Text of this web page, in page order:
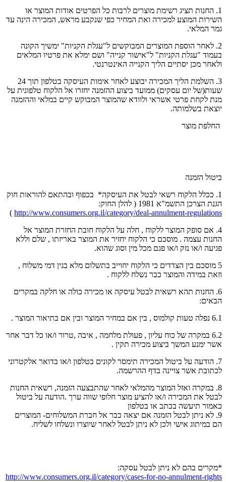
1. החנות תציג רשימת מוצרים לרבות כל הפרטים אודות המוצר או
השירות המוצע למכירה ואת המחיר כפי שנקבע מראש, המכירה הינה עד
גמר המלאי.
2. לאחר הוספת המוצרים המבוקשים ל"עגלת הקניות" ימשיך הקונה
בעמוד "עגלת הקניות" ל"אישור קנייה" ושם ימלא את פרטיו המלאים
ולאחר מכן יסתיים הליך הקנייה האינטרנטי.
3. השלמת הליך המכירה יבוצע לאחר אימות העיסקה בטלפון תוך 24
שעות(של יום עסקים) ממועד ביצוע ההזמנה יחזרו אל הלקוח טלפונית על
מנת לקחת פרטי אשראי ולוודא שהמוצר המבוקש קיים במלאי וההזמנה
יוצאת בשלמותה.
החלפת מוצר
ביטול הזמנה
1. ככלל הלקוח רשאי לבטל את העיסקה* בכפוף ובהתאם להוראות חוק
הגנת הצרכן התשמ"א 1981 ( להלן החוק:
http://www.consumers.org.il/category/deal-annulment-regulations
)
4. אם סופק המוצר ללקוח , חלה על הלקוח חובת החזרת המוצר אל
החנות עצמה . מוסכם כי הלקוח יחזיר את המוצר באריזתו , שלם וללא
פגיעה ו/או נזק ו/או פגם מכל מין וסוג שהוא.
5 מוסכם בין הצדדים כי הלקוח יחוייב בתשלום מלא בגין דמי משלוח ,
וזאת במידה והמוצר כבר נשלח ללקוח .
6. החנות תהא רשאית לבטל עיסקה או מכירה כולה או חלקה במקרים
הבאים:
6.1 נפלה טעות קולמוס , בין אם במחיר המוצר ובין אם בתיאור המוצר .
6.2 במקרה של כוח עליון , פעולת מלחמה , איבה ,טרור ו/או כל דבר אחר
אשר ימנע המשך ביצוע מכירה תקין .
7. הודעה על ביטול המכירה תימסר לקונים בטלפון ו/או בדואר אלקטרוני
לכתובת אשר צויינה בדף ההרשמה.
8. במקרה ואזל המוצר מהמלאי לאחר שהתבצעה הזמנה, רשאית החנות
לבטל את המכירה ו/או להציע מוצר חלופי שווה ערך .הודעה על ביטול
כאמור תיעשה בכתב או בטלפון
9. לא ניתן לבטל הזמנה אם יצאה כבר אל חברת המשלוחים- המוצרים
הם במיתוג אישי ולכן לא ניתן לבטל לאחר שיוצרו ונשלחו לשליח.
*מקרים בהם לא ניתן לבטל עסקה:
http://www.consumers.org.il/category/cases-for-no-annulment-rights